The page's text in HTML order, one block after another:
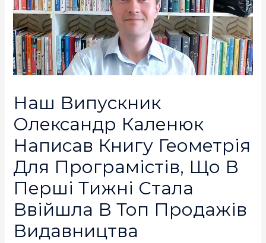
Наш Випускник
Олександр Каленюк
Написав Книгу Геометрія
Для Програмістів, Що В
Перші Тижні Стала
Ввійшла В Топ Продажів
Видавництва